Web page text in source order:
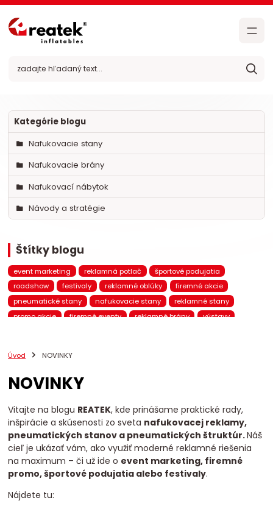
Kategórie blogu
Nafukovacie stany
Nafukovacie brány
Nafukovací nábytok
Návody a stratégie
Štítky blogu
event marketing reklamná potlač
športové podujatia
roadshow
festivaly reklamné oblúky
firemné akcie
pneumatické stany
nafukovacie stany
reklamné stany
promo akcie
firemné eventy reklamné brány
výstavy
nafukovacie reklamy
pneumatické brány
chill-out zóna
eventová zóna
VIP stany
stany na eventy
reklamné prístrešky
pneumatické produkty
nafukovacie totemy
nafukovacie balóny
promo 3D figúrky
reklamné pútače
pneumatické reklamy
reklamné totemy
promo nábytok
event marketing Slovensko
predajná zóna
prezentačná zóna
cieľová brána
Úvod NOVINKY
NOVINKY
Vitajte na blogu REATEK, kde prinášame praktické rady,
inšpirácie a skúsenosti zo sveta nafukovacej reklamy,
pneumatických stanov a pneumatických štruktúr.Náš
cieľ je ukázať vám, ako využiť moderné reklamné riešenia
na maximum – či už ide o event marketing, firemné
promo, športové podujatia alebo festivaly.
Nájdete tu: